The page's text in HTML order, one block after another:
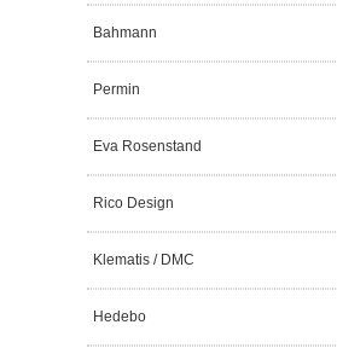
Bahmann
Permin
Eva Rosenstand
Rico Design
Klematis / DMC
Hedebo